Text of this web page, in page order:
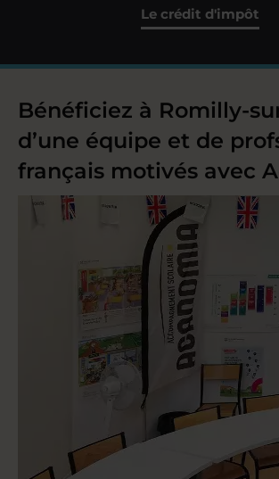
Le crédit d'impôt
Bénéficiez à Romilly-
d’une équipe et de
français motivés avec